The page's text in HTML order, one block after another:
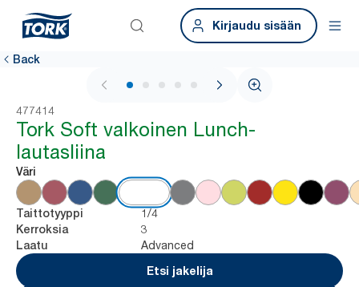
Kirjaudu sisään
Back
1 / 6
477414
Tork Soft valkoinen Lunch-
lautasliina
Väri
Taittotyyppi 1/4
Kerroksia 3
Laatu
Advanced
Etsi jakelija